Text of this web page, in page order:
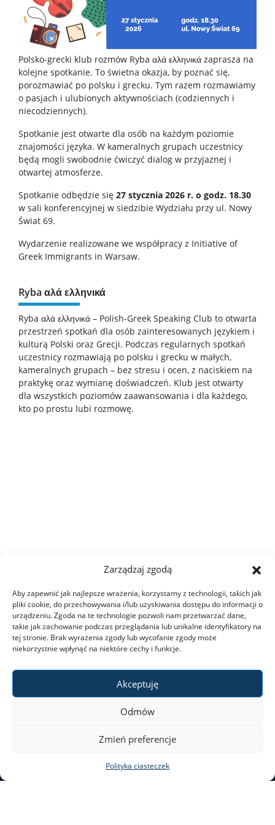
Zarządzaj zgodą
Aby zapewnić jak najlepsze wrażenia, korzystamy z technologii, takich jak
pliki cookie, do przechowywania i/lub uzyskiwania dostępu do informacji o
urządzeniu. Zgoda na te technologie pozwoli nam przetwarzać dane,
takie jak zachowanie podczas przeglądania lub unikalne identyfikatory na
tej stronie. Brak wyrażenia zgody lub wycofanie zgody może
niekorzystnie wpłynąć na niektóre cechy i funkcje.
Akceptuję
Odmów
Zmień preferencje
Polityka ciasteczek
Dni wolne od pracy
Dla studentów
Ogłoszenia
Dziekanat ds. studenckich
Studia I stopnia
Studia II stopnia
Minigranty
Dyżury wykładowców
Wsparcie dla studentów
Erasmus+
Rekrutacja
Studia I stopnia
Polsko-grecki klub rozmów Ryba αλά ελληνικά zaprasza na
kolejne spotkanie. To świetna okazja, by poznać się,
porozmawiać po polsku i grecku. Tym razem rozmawiamy
o pasjach i ulubionych aktywnościach (codziennych i
niecodziennych).
Spotkanie jest otwarte dla osób na każdym poziomie
znajomości języka. W kameralnych grupach uczestnicy
będą mogli swobodnie ćwiczyć dialog w przyjaznej i
otwartej atmosferze.
Spotkanie odbędzie się 27 stycznia 2026 r. o godz. 18.30
w sali konferencyjnej w siedzibie Wydziału przy ul. Nowy
Świat 69.
Wydarzenie realizowane we współpracy z Initiative of
Greek Immigrants in Warsaw.
Ryba αλά ελληνικά
Ryba αλά ελληνικά – Polish-Greek Speaking Club to otwarta
przestrzeń spotkań dla osób zainteresowanych językiem i
kulturą Polski oraz Grecji. Podczas regularnych spotkań
uczestnicy rozmawiają po polsku i grecku w małych,
kameralnych grupach – bez stresu i ocen, z naciskiem na
praktykę oraz wymianę doświadczeń. Klub jest otwarty
dla wszystkich poziomów zaawansowania i dla każdego,
kto po prostu lubi rozmowę.